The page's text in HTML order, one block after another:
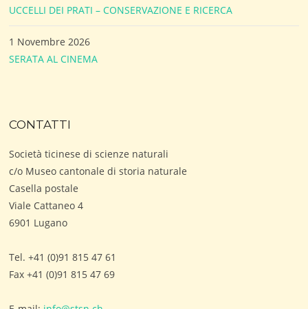
UCCELLI DEI PRATI – CONSERVAZIONE E RICERCA
1 Novembre 2026
SERATA AL CINEMA
CONTATTI
Società ticinese di scienze naturali
c/o Museo cantonale di storia naturale
Casella postale
Viale Cattaneo 4
6901 Lugano
Tel. +41 (0)91 815 47 61
Fax +41 (0)91 815 47 69